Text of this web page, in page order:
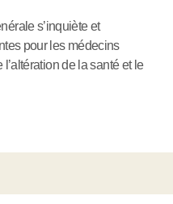
s’inquiète et
pour les médecins
de la santé et le